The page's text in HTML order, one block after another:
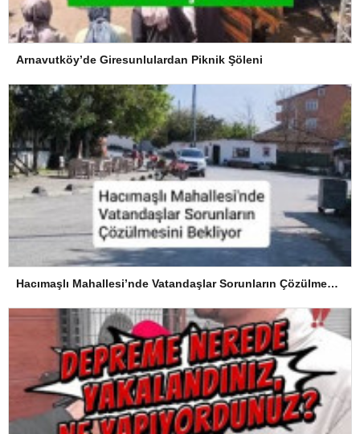
Arnavutköy’de Giresunlulardan Piknik Şöleni
Hacımaşlı Mahallesi’nde Vatandaşlar Sorunların Çözülmesini Bekliyor